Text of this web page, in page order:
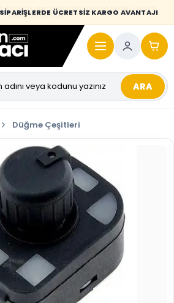
ÜCRETSİZ KARGO AVANTAJI
kaporta parçalarında taşıma bedeli alıcıya
yansıtılmaktadır.
ARA
Düğme Çeşitleri